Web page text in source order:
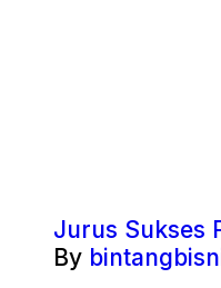
Jurus Sukses
By